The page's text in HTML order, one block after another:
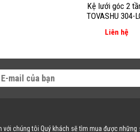
Kệ lưới góc 2
TOVASHU 304-
Liên hệ
chúng tôi Quý khách sẽ tìm mua được những